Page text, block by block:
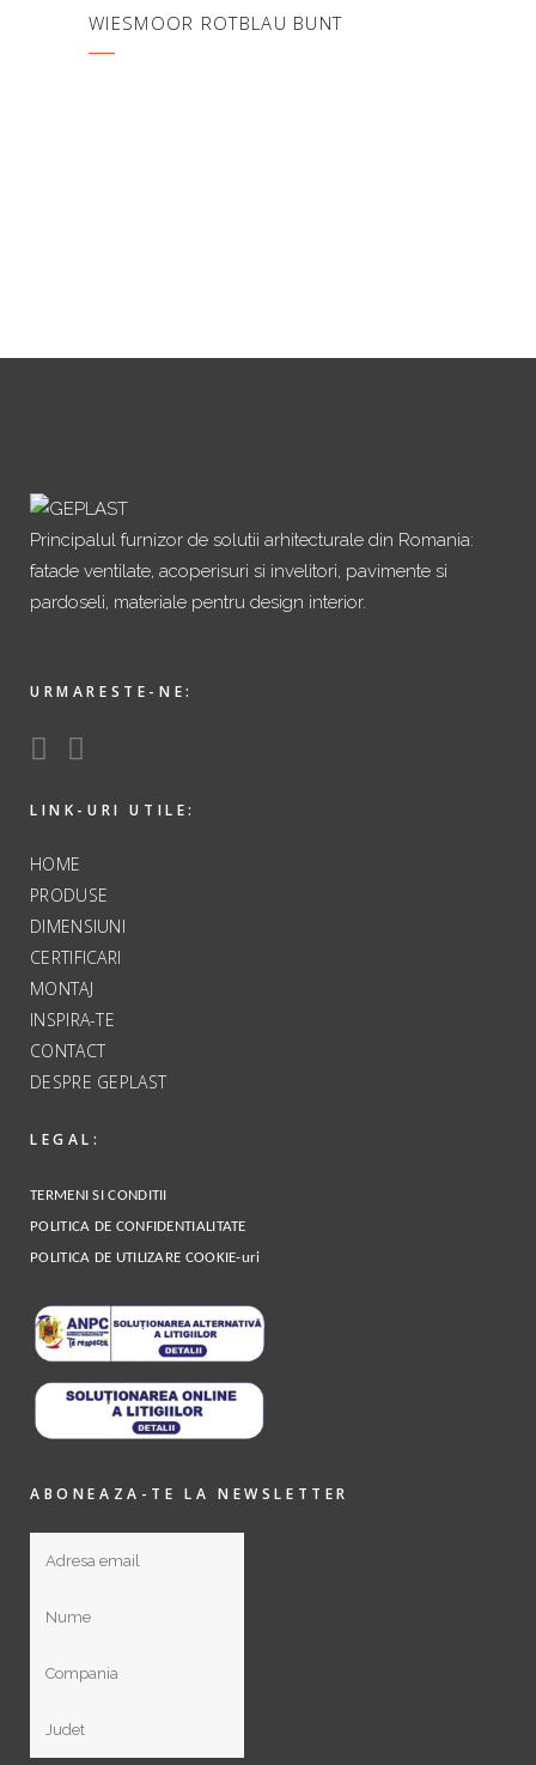
WIESMOOR ROTBLAU BUNT
Principalul furnizor de solutii arhitecturale din Romania:
fatade ventilate, acoperisuri si invelitori, pavimente si
pardoseli, materiale pentru design interior.
URMARESTE-NE:
LINK-URI UTILE:
HOME
PRODUSE
DIMENSIUNI
CERTIFICARI
MONTAJ
INSPIRA-TE
CONTACT
DESPRE GEPLAST
LEGAL:
TERMENI SI CONDITII
POLITICA DE CONFIDENTIALITATE
POLITICA DE UTILIZARE COOKIE-uri
ABONEAZA-TE LA NEWSLETTER